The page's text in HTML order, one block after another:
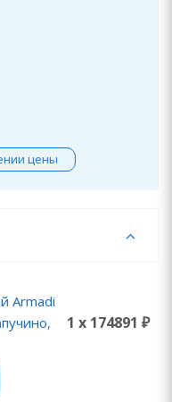
цены
Armadi
1 x 174891 ₽